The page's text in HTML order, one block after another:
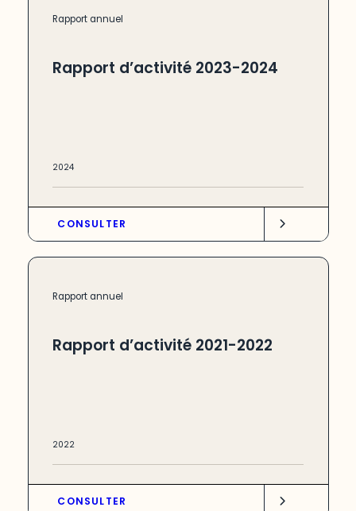
Rapport annuel
Rapport d’activité 2023-2024
2024
CONSULTER
Rapport annuel
Rapport d’activité 2021-2022
2022
CONSULTER